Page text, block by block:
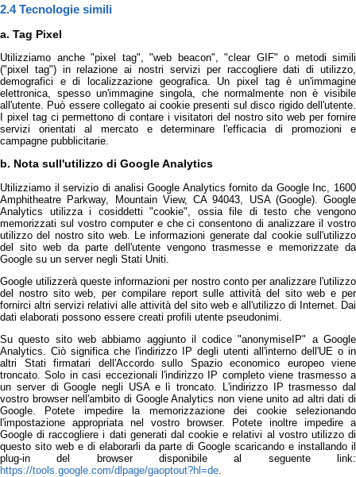
2.4 Tecnologie simili
a. Tag Pixel
Utilizziamo anche "pixel tag", "web beacon", "clear GIF" o metodi simili
("pixel tag") in relazione ai nostri servizi per raccogliere dati di utilizzo,
demografici e di localizzazione geografica. Un pixel tag è un'immagine
elettronica, spesso un'immagine singola, che normalmente non è visibile
all'utente. Può essere collegato ai cookie presenti sul disco rigido dell'utente.
I pixel tag ci permettono di contare i visitatori del nostro sito web per fornire
servizi orientati al mercato e determinare l'efficacia di promozioni e
campagne pubblicitarie.
b. Nota sull'utilizzo di Google Analytics
Utilizziamo il servizio di analisi Google Analytics fornito da Google Inc, 1600
Amphitheatre Parkway, Mountain View, CA 94043, USA (Google). Google
Analytics utilizza i cosiddetti "cookie", ossia file di testo che vengono
memorizzati sul vostro computer e che ci consentono di analizzare il vostro
utilizzo del nostro sito web. Le informazioni generate dal cookie sull'utilizzo
del sito web da parte dell'utente vengono trasmesse e memorizzate da
Google su un server negli Stati Uniti.
Google utilizzerà queste informazioni per nostro conto per analizzare l'utilizzo
del nostro sito web, per compilare report sulle attività del sito web e per
fornirci altri servizi relativi alle attività del sito web e all'utilizzo di Internet. Dai
dati elaborati possono essere creati profili utente pseudonimi.
Su questo sito web abbiamo aggiunto il codice "anonymiseIP" a Google
Analytics. Ciò significa che l'indirizzo IP degli utenti all'interno dell'UE o in
altri Stati firmatari dell'Accordo sullo Spazio economico europeo viene
troncato. Solo in casi eccezionali l'indirizzo IP completo viene trasmesso a
un server di Google negli USA e lì troncato. L'indirizzo IP trasmesso dal
vostro browser nell'ambito di Google Analytics non viene unito ad altri dati di
Google. Potete impedire la memorizzazione dei cookie selezionando
l'impostazione appropriata nel vostro browser. Potete inoltre impedire a
Google di raccogliere i dati generati dal cookie e relativi al vostro utilizzo di
questo sito web e di elaborarli da parte di Google scaricando e installando il
plug-in del browser disponibile al seguente link:
https://tools.google.com/dlpage/gaoptout?hl=de